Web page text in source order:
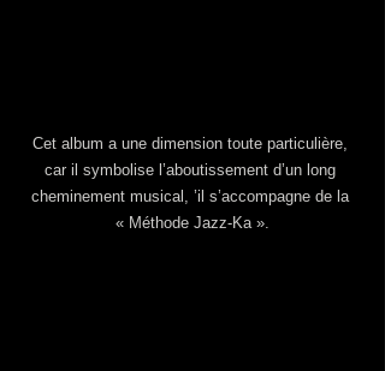
Cet album a une dimension toute particulière,
car il symbolise l’aboutissement d’un long
cheminement musical, ’il s’accompagne de la
« Méthode Jazz-Ka ».